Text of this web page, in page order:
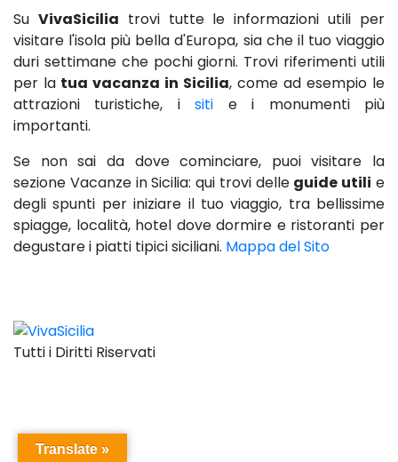
Su VivaSicilia trovi tutte le informazioni utili per
visitare l'isola più bella d'Europa, sia che il tuo viaggio
duri settimane che pochi giorni. Trovi riferimenti utili
per la tua vacanza in Sicilia, come ad esempio le
attrazioni turistiche, isiti e i monumenti più
importanti.
Se non sai da dove cominciare, puoi visitare la
sezione Vacanze in Sicilia: qui trovi delle guide utili e
degli spunti per iniziare il tuo viaggio, tra bellissime
spiagge, località, hotel dove dormire e ristoranti per
degustare i piatti tipici siciliani. Mappa del Sito
Tutti i Diritti Riservati
Translate »